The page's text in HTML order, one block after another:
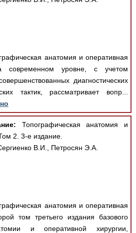
анатомия и оперативная
уровне, с учетом
диагностических
тактик, рассматривает вопр...
Топографическая анатомия и
2. 3-е издание.
В.И., Петросян Э.А.
анатомия и оперативная
том третьего издания базового
и оперативной хирургии,